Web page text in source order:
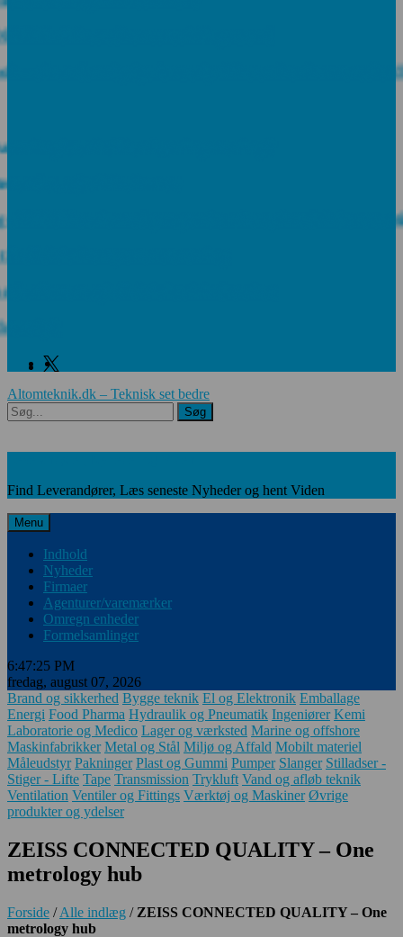
til hovedkontoret i Bagsværd
så er den rigtige batteripakke en konkurrencefordel
giver hvilken løsning mening?
det, øjet ikke kan se
serie med proportionale
komponentrensning
for energieffektivitet i industrien
sig?
Facebook
Twitter
Altomteknik.dk – Teknisk set bedre
Søg
Søg
Find Leverandører, Læs seneste Nyheder og hent Viden
Menu
Indhold
Nyheder
Firmaer
Agenturer/varemærker
Omregn enheder
Formelsamlinger
6:47:25 PM
fredag, august 07, 2026
Brand og sikkerhed Bygge teknik El og Elektronik Emballage
Energi Food Pharma Hydraulik og Pneumatik Ingeniører Kemi
Laboratorie og Medico Lager og værksted Marine og offshore
Maskinfabrikker Metal og Stål Miljø og Affald Mobilt materiel
Måleudstyr Pakninger Plast og Gummi Pumper Slanger Stilladser -
Stiger - Lifte Tape Transmission Trykluft Vand og afløb teknik
Ventilation Ventiler og Fittings Værktøj og Maskiner Øvrige
produkter og ydelser
ZEISS CONNECTED QUALITY – One
metrology hub
Forside /Alle indlæg / ZEISS CONNECTED QUALITY – One
metrology hub